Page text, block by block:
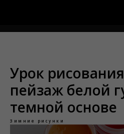
Урок
пейзаж белой
темной основе
Зимние рисунки